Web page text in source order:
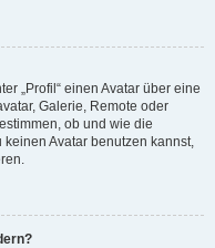
„Profil“ einen Avatar über eine
Galerie, Remote oder
ob und wie die
Avatar benutzen kannst,